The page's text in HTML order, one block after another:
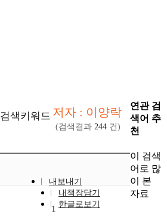
검색키워드 저자 : 이양락
(검색결과 244 건)
내보내기
내책장담기
한글로보기
1
연관 검
색어 추
천
이 검색
어로 많
이 본
자료